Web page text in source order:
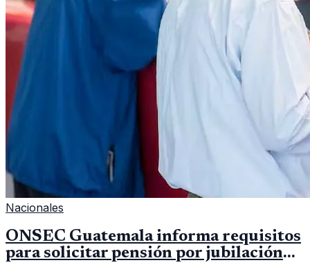
Nacionales
ONSEC Guatemala informa requisitos
para solicitar pensión por jubilación